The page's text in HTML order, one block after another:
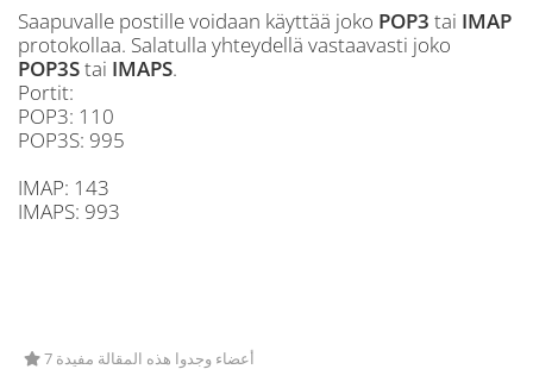
Saapuvalle postille voidaan käyttää joko POP3 tai IMAP
protokollaa. Salatulla yhteydellä vastaavasti joko
POP3Stai IMAPS.
Portit:
POP3: 110
POP3S: 995
IMAP: 143
IMAPS: 993
7 أعضاء وجدوا هذه المقالة مفيدة